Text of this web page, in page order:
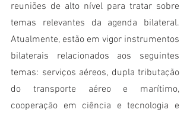
reuniões de alto nível para tratar sobre
temas relevantes da agenda bilateral.
Atualmente, estão em vigor instrumentos
bilaterais relacionados aos seguintes
temas: serviços aéreos, dupla tributação
do transporte aéreo e marítimo,
cooperação em ciência e tecnologia e